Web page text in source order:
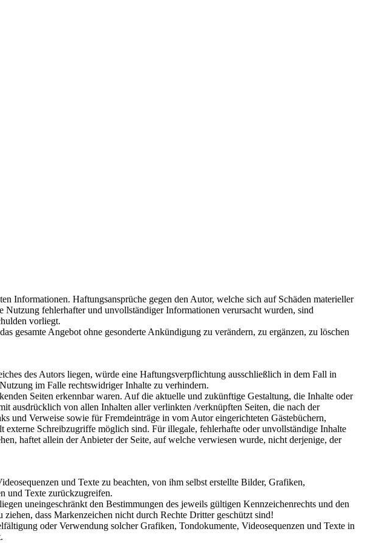
Haftungsansprüche gegen den Autor, welche sich auf Schäden materieller
fehlerhafter und unvollständiger Informationen verursacht wurden, sind
vorliegt.
gesamte Angebot ohne gesonderte Ankündigung zu verändern, zu ergänzen, zu löschen
des Autors liegen, würde eine Haftungsverpflichtung ausschließlich in dem Fall in
im Falle rechtswidriger Inhalte zu verhindern.
Seiten erkennbar waren. Auf die aktuelle und zukünftige Gestaltung, die Inhalte oder
ausdrücklich von allen Inhalten aller verlinkten /verknüpften Seiten, die nach der
und Verweise sowie für Fremdeinträge in vom Autor eingerichteten Gästebüchern,
Schreibzugriffe möglich sind. Für illegale, fehlerhafte oder unvollständige Inhalte
haftet allein der Anbieter der Seite, auf welche verwiesen wurde, nicht derjenige, der
und Texte zu beachten, von ihm selbst erstellte Bilder, Grafiken,
und Texte zurückzugreifen.
uneingeschränkt den Bestimmungen des jeweils gültigen Kennzeichenrechts und den
dass Markenzeichen nicht durch Rechte Dritter geschützt sind!
oder Verwendung solcher Grafiken, Tondokumente, Videosequenzen und Texte in